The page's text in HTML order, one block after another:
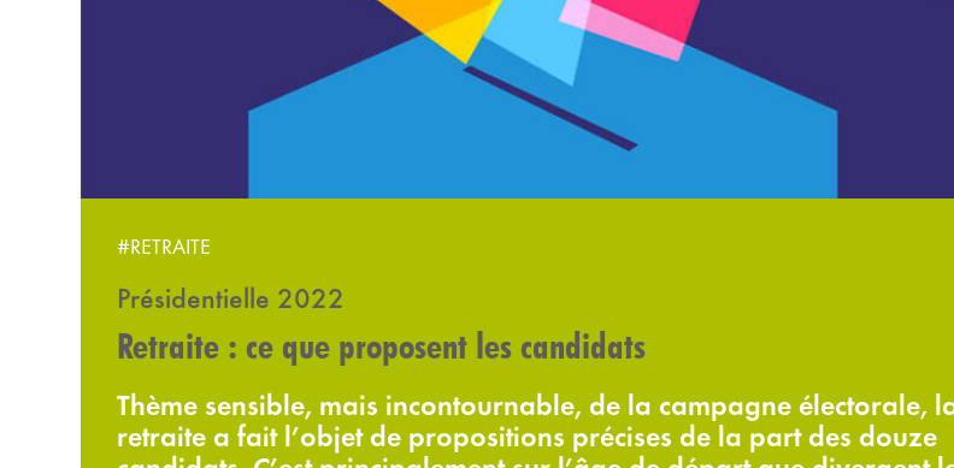
#RETRAITE
Présidentielle 2022
Retraite : ce que proposent les candidats
Thème sensible, mais incontournable, de la campagne électorale,
retraite a fait l’objet de propositions précises de la part des douze